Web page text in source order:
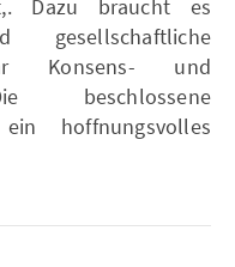
Dazu braucht es
Konsens- und
beschlossene
hoffnungsvolles